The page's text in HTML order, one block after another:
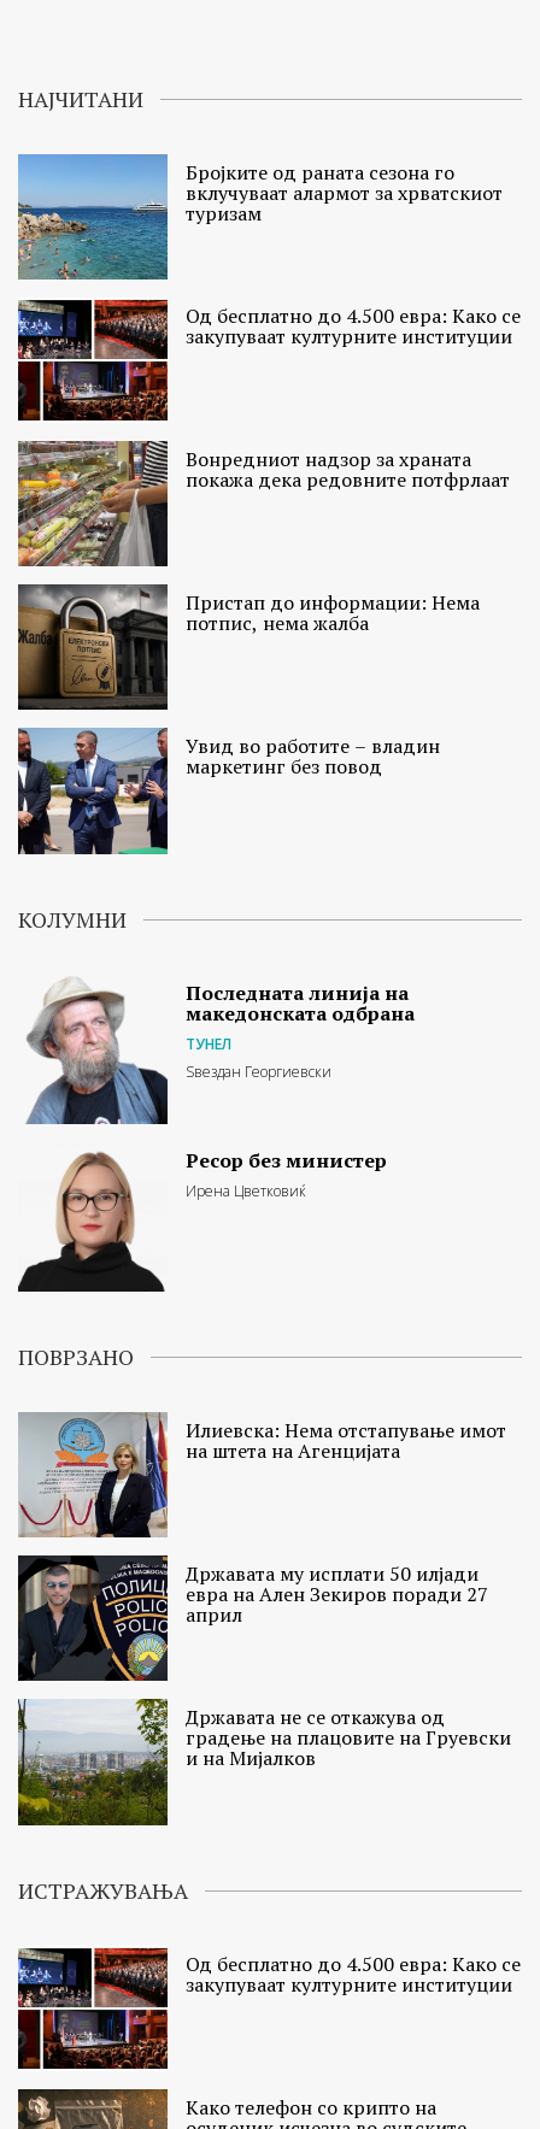
НАЈЧИТАНИ
Бројките од раната сезона го
вклучуваат алармот за хрватскиот
туризам
Од бесплатно до 4.500 евра: Како се
закупуваат културните институции
Вонредниот надзор за храната
покажа дека редовните потфрлаат
Пристап до информации: Нема
потпис, нема жалба
Увид во работите – владин
маркетинг без повод
КОЛУМНИ
Последната линија на
македонската одбрана
ТУНЕЛ
Ѕвездан Георгиевски
Ресор без министер
Ирена Цветковиќ
ПОВРЗАНО
Илиевска: Нема отстапување имот
на штета на Агенцијата
Државата му исплати 50 илјади
евра на Ален Зекиров поради 27
април
Државата не се откажува од
градење на плацовите на Груевски
и на Мијалков
ИСТРАЖУВАЊА
Од бесплатно до 4.500 евра: Како се
закупуваат културните институции
Како телефон со крипто на